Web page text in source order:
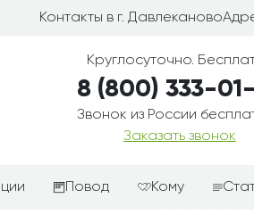
Контакты в г. Давлеканово
Круглосуточно.
8 (800) 333-
Звонок из России
Заказать звонок
Повод Кому